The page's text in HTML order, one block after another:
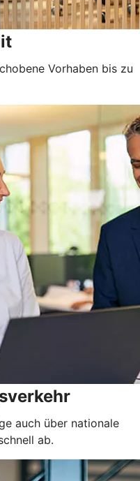
Vorhaben bis zu
auch über nationale
ab.